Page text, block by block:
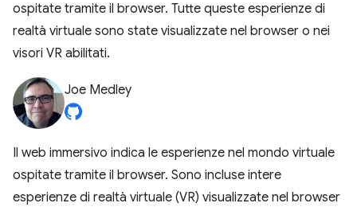
ospitate tramite il browser. Tutte queste esperienze di
realtà virtuale sono state visualizzate nel browser o nei
visori VR abilitati.
Joe Medley
Il web immersivo indica le esperienze nel mondo virtuale
ospitate tramite il browser. Sono incluse intere
esperienze di realtà virtuale (VR) visualizzate nel browser